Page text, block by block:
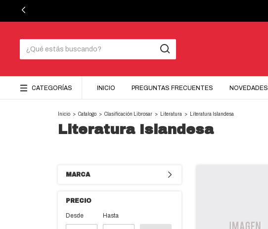
CATEGORÍAS INICIO PREGUNTAS FRECUENTES NOVEDADES
Inicio > Catalogo > Clasificación Librosar > Literatura > Literatura Islandesa
Literatura Islandesa
MARCA
PRECIO
Desde Hasta